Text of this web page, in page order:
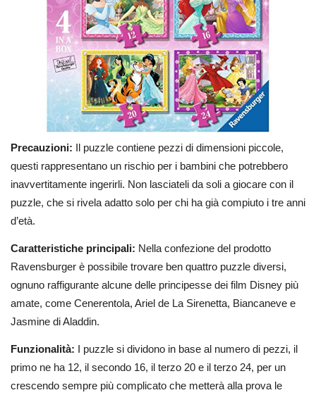
Precauzioni: Il puzzle contiene pezzi di dimensioni piccole,
questi rappresentano un rischio per i bambini che potrebbero
inavvertitamente ingerirli. Non lasciateli da soli a giocare con il
puzzle, che si rivela adatto solo per chi ha già compiuto i tre anni
d’età.
Caratteristiche principali: Nella confezione del prodotto
Ravensburger è possibile trovare ben quattro puzzle diversi,
ognuno raffigurante alcune delle principesse dei film Disney più
amate, come Cenerentola, Ariel de La Sirenetta, Biancaneve e
Jasmine di Aladdin.
Funzionalità: I puzzle si dividono in base al numero di pezzi, il
primo ne ha 12, il secondo 16, il terzo 20 e il terzo 24, per un
crescendo sempre più complicato che metterà alla prova le